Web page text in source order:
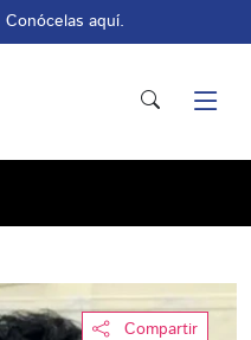
Conócelas aquí.
Compartir